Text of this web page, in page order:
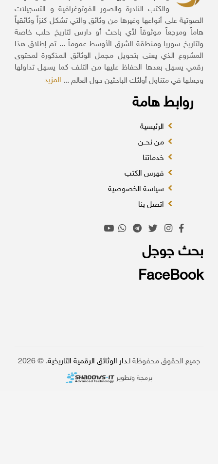
والكتب النادرة والصور الفوتوغرافية و التسجيلات
الصوتية على أنواعها وغيرها من وثائق والتي تشكل كنزاً وثائقياً
هاماً ومرجعاً موثوقاً لأي باحث أو دارس لتاريخ حلب خاصة
ولتاريخ سوريا ومنطقة الشرق الأوسط عموماً ... تم إطلاق هذا
المشروع الذي يعنى بتحويل مجمل الوثائق المذكورة لمحتوى
رقمي يسهل بعدها الحفاظ عليها من التلف كما يسهل تداولها
وجعلها في متناول أولئك الباحثين حول العالم ...المزيد
روابط هامة
الرئيسية
من نحــن
خدماتنا
فهرس الكتب
سياسة الخصوصية
اتصل بنا
بحث جوجل
FaceBook
جميع الحقوق محفوظة لـ دار الوثائق الرقمية التاريخية. © 2026
برمجة وتطوير